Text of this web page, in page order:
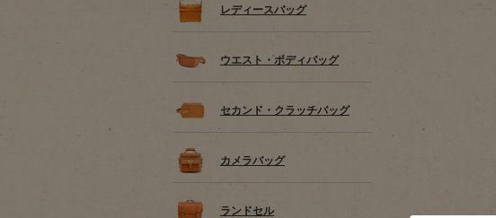
レディースバッグ
ウエスト・ボディバッグ
セカンド・クラッチバッグ
カメラバッグ
ランドセル